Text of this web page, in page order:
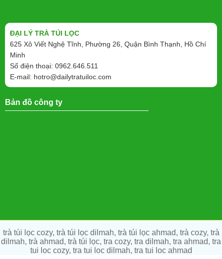
ĐẠI LÝ TRÀ TÚI LỌC
625 Xô Viết Nghệ Tĩnh, Phường 26, Quận Bình Thạnh, Hồ Chí
Minh
Số điện thoại: 0962.646.511
E-mail: hotro@dailytratuiloc.com
Bản đồ công ty
trà túi lọc cozy, trà túi lọc dilmah, trà túi lọc ahmad, trà cozy, trà
dilmah, trà ahmad, trà túi lọc, tra cozy, tra dilmah, tra ahmad, tra
tui loc cozy, tra tui loc dilmah, tra tui loc ahmad